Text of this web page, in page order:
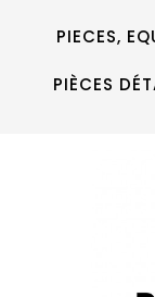
PIECES,
PIÈCES